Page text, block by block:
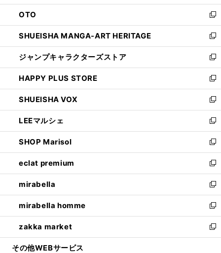
ウ
で
開
く
ン
ド
ウ
で
開
く
OTO
新
し
い
ウ
ィ
ン
ド
ウ
で
開
く
SHUEISHA MANGA-ART HERITAGE
新
し
い
ウ
ィ
ン
ド
ウ
で
開
く
ジャンプキャラクターズストア
新
し
い
ウ
ィ
ン
ド
ウ
で
開
く
HAPPY PLUS STORE
新
し
い
ウ
ィ
ン
ド
ウ
で
開
く
SHUEISHA VOX
新
し
い
ウ
ィ
ン
ド
ウ
で
開
く
LEEマルシェ
新
し
い
ウ
ィ
ン
ド
ウ
で
開
く
SHOP Marisol
新
し
い
ウ
ィ
ン
ド
ウ
で
開
eclat premium
新
し
い
ウ
ィ
ン
ド
ウ
mirabella
新
し
い
ウ
ィ
ン
mirabella homme
新
し
い
ウ
zakka market
新
し
その他WEBサービス